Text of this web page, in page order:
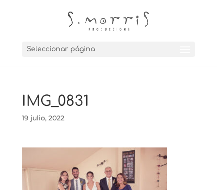
Seleccionar página
IMG_0831
19 julio, 2022